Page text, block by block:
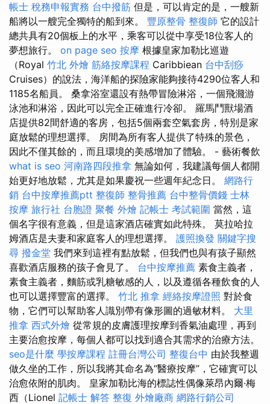
帳士 稅務申報實務 台中撥筋 但是，可以肯定的是，一艘新
船將以一艘完全獨特的船到來。 豐原整骨 整復師 它的設計
總共具有20個板上的水平，乘客可以從中享受18位客人的
夢想旅行。 on page seo 按摩 根據皇家加勒比巡遊
（Royal 竹北 外燴 筋絡按摩課程 Caribbiean 台中刮痧
Cruises）的說法，海洋船的探險家能夠接待4290位客人和
1185名船員。 桑拿浴室還設有熱帶冒險淋浴，一個飛濺游
泳池和淋浴，因此可以完全正確進行冷卻。 羅馬鬥獸場酒
店提供82間舒適的客房，包括5個兩套空氣套房，特別是家
庭放鬆的理想選擇。 房間為所有客人提供了特殊的景色，
因此不僅其餘的，而且環境的美感增加了體驗。 - 藝術餐飲
what is seo 河南路四段推拿 無論如何，我建議每個人都開
始更好地放鬆，尤其是如果慶祝一些週年紀念日。 網路行
銷 台中按摩推薦ptt 整復師 整骨推薦 台中整骨價錢 士林
按摩 旅行社 台胞證 聚餐 外燴 記帳士 考試範圍 當然，這
個名字很有意義，但是這家酒店確實如此特殊。 莫拉哈拉
姆酒店是夫妻和家庭客人的理想選擇。 護照換發 關鍵字搜
尋 撥金堂 我們來到這裡有點放鬆，但我們也與有孩子顯然
喜歡酒店服務的孩子會見了。 台中按摩推薦 素食主義者，
素食主義者，麵筋或乳糖敏感的人，以及遵循各種飲食的人
也可以選擇豐富的選擇。 竹北 推拿 經絡按摩證照 對於食
物，它們可以幫助客人識別帶有像形圖的過敏材料。 大里
推拿 西式外燴 從常規的皮膚護理按摩到香氣油處理，再到
主要治愈按摩，每個人都可以找到適合其需求的治療方法。
seo是什麼 學按摩課程 註冊台灣公司 整復台中 由於我整週
做久坐的工作，所以我將其命名為“醫療按摩”，它確實可以
治愈依附的肌肉。 皇家加勒比海的標誌性偶像萊昂內爾·梅
西（Lionel 記帳士 解答 整復 外燴廠商 網路行銷公司